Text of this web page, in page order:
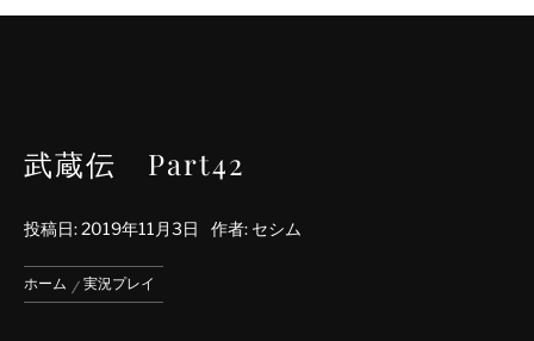
武蔵伝 Part42
投稿日:2019年11月3日 作者: セシム
ホーム 実況プレイ